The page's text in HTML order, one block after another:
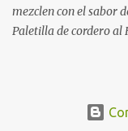
mezclen con el sabor
Paletilla de cordero al
dos paletillas y las